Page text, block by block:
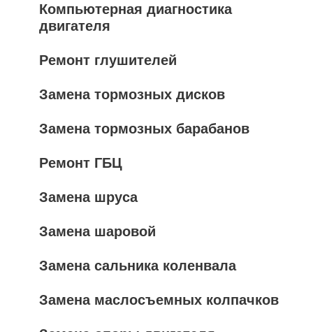
Компьютерная диагностика
двигателя
Ремонт глушителей
Замена тормозных дисков
Замена тормозных барабанов
Ремонт ГБЦ
Замена шруса
Замена шаровой
Замена сальника коленвала
Замена маслосъемных колпачков